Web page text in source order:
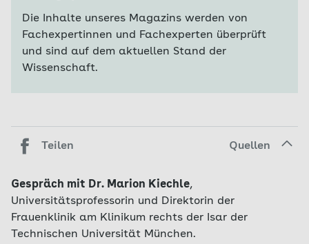
Die Inhalte unseres Magazins werden von
Fachexpertinnen und Fachexperten überprüft
und sind auf dem aktuellen Stand der
Wissenschaft.
Teilen Quellen
Gespräch mit Dr. Marion Kiechle,
Universitätsprofessorin und Direktorin der
Frauenklinik am Klinikum rechts der Isar der
Technischen Universität München.